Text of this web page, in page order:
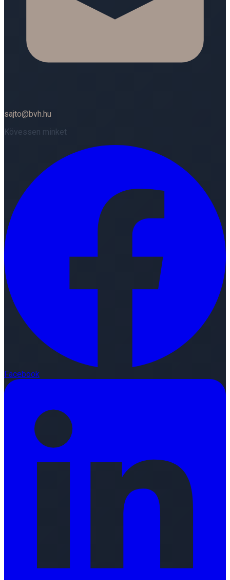
sajto@bvh.hu
Kövessen minket
Facebook